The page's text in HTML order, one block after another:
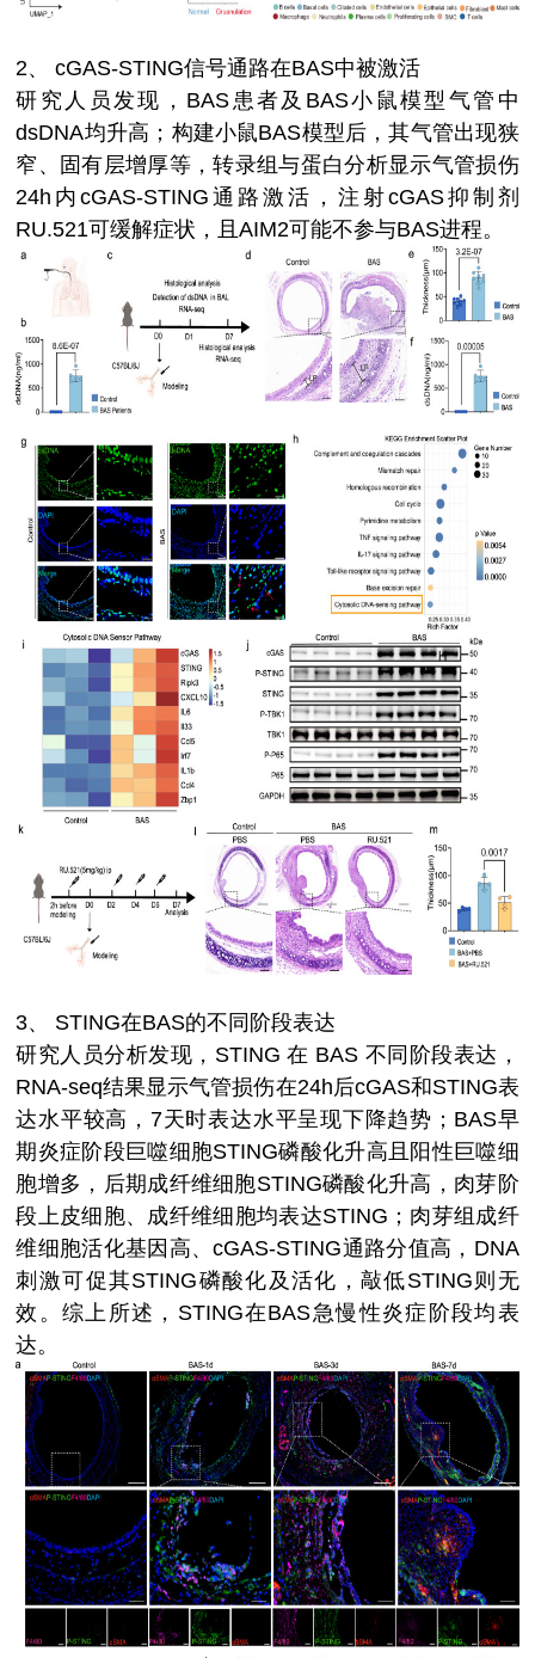
2、cGAS-STING信号通路在BAS中被激活
研究人员发现，BAS患者及BAS小鼠模型气管中
dsDNA均升高；构建小鼠BAS模型后，其气管出现狭
窄、固有层增厚等，转录组与蛋白分析显示气管损伤
24h内cGAS-STING通路激活，注射cGAS抑制剂
RU.521可缓解症状，且AIM2可能不参与BAS进程。
3、 STING在BAS的不同阶段表达
研究人员分析发现，STING 在 BAS 不同阶段表达，
RNA-seq结果显示气管损伤在24h后cGAS和STING表
达水平较高，7天时表达水平呈现下降趋势；BAS早
期炎症阶段巨噬细胞STING磷酸化升高且阳性巨噬细
胞增多，后期成纤维细胞STING磷酸化升高，肉芽阶
段上皮细胞、成纤维细胞均表达STING；肉芽组成纤
维细胞活化基因高、cGAS-STING通路分值高，DNA
刺激可促其STING磷酸化及活化，敲低STING则无
效。综上所述，STING在BAS急慢性炎症阶段均表
达。